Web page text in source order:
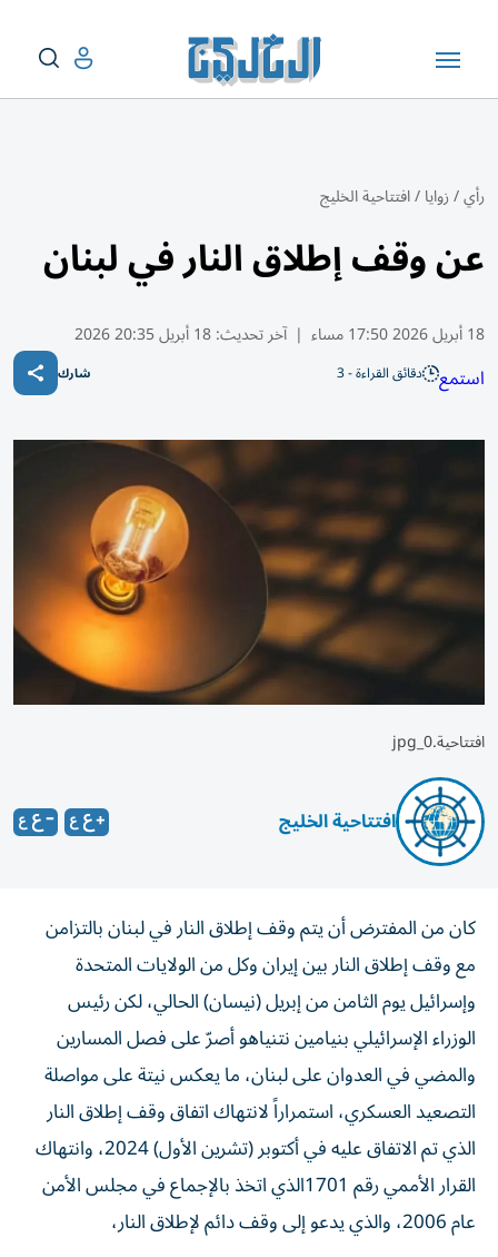
رأي/زوايا/افتتاحية الخليج
عن وقف إطلاق النار في لبنان
18 أبريل 2026 17:50 مساء | آخر تحديث:18 أبريل 20:35 2026
استمع دقائق القراءة - 3 شارك
افتتاحية.jpg_0
افتتاحية الخليج
كان من المفترض أن يتم وقف إطلاق النار في لبنان بالتزامن
مع وقف إطلاق النار بين إيران وكل من الولايات المتحدة
وإسرائيل يوم الثامن من إبريل (نيسان) الحالي، لكن رئيس
الوزراء الإسرائيلي بنيامين نتنياهو أصرّ على فصل المسارين
والمضي في العدوان على لبنان، ما يعكس نيتة على مواصلة
التصعيد العسكري، استمراراً لانتهاك اتفاق وقف إطلاق النار
الذي تم الاتفاق عليه في أكتوبر (تشرين الأول) 2024، وانتهاك
القرار الأممي رقم 1701الذي اتخذ بالإجماع في مجلس الأمن
عام 2006، والذي يدعو إلى وقف دائم لإطلاق النار،